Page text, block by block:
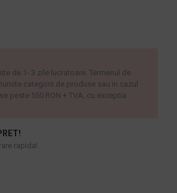
rapida!
de 1- 3 zile lucratoare. Termenul de
categorii de produse sau in cazul
peste 550 RON + TVA, cu exceptia